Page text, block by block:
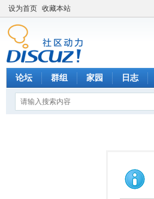
设为首页 收藏本站
论坛 群组 家园 日志